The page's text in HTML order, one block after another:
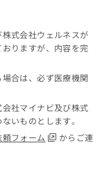
式会社ウェルネスが
りますが、内容を完
合は、必ず医療機関
社マイナビ及び株式
いものとします。
フォーム
からご連